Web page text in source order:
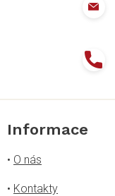
Informace
• O nás
• Kontakty